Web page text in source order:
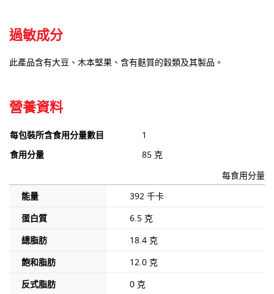
過敏成分
此產品含有大豆、木本堅果、含有麩質的穀類及其製品。
營養資料
每包裝所含食用分量數目
1
食用分量
85 克
每食用分量
能量
392 千卡
蛋白質
6.5 克
總脂肪
18.4 克
飽和脂肪
12.0 克
反式脂肪
0 克